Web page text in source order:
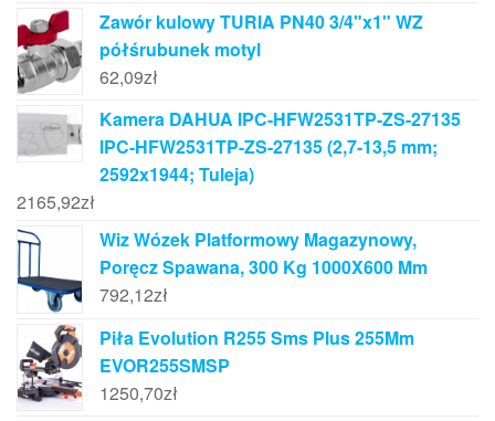
Zawór kulowy TURIA PN40 3/4"x1" WZ
półśrubunek motyl
62,09zł
Kamera DAHUA IPC-HFW2531TP-ZS-27135
IPC-HFW2531TP-ZS-27135 (2,7-13,5 mm;
2592x1944; Tuleja)
2165,92zł
Wiz Wózek Platformowy Magazynowy,
Poręcz Spawana, 300 Kg 1000X600 Mm
792,12zł
Piła Evolution R255 Sms Plus 255Mm
EVOR255SMSP
1250,70zł